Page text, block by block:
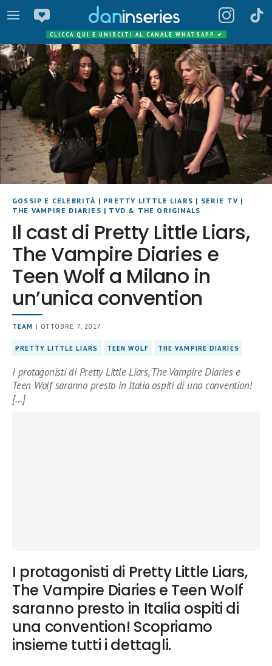
CLICCA QUI E UNISCITI AL CANALE WHATSAPP ✔
GOSSIP E CELEBRITÀ | PRETTY LITTLE LIARS | SERIE TV |
THE VAMPIRE DIARIES | TVD & THE ORIGINALS
Il cast di Pretty Little Liars,
The Vampire Diaries e
Teen Wolf a Milano in
un’unica convention
TEAM | OTTOBRE 7, 2017
PRETTY LITTLE LIARS TEEN WOLF THE VAMPIRE DIARIES
I protagonisti di Pretty Little Liars, The Vampire Diaries e
Teen Wolf saranno presto in Italia ospiti di una convention!
[…]
I protagonisti di Pretty Little Liars,
The Vampire Diaries e Teen Wolf
saranno presto in Italia ospiti di
una convention! Scopriamo
insieme tutti i dettagli.